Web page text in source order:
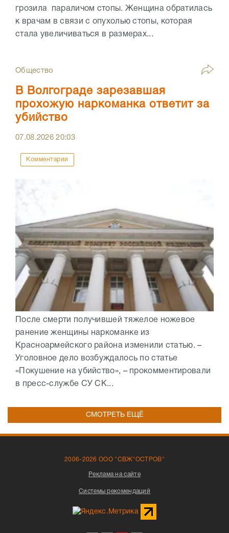
грозила параличом стопы. Женщина обратилась
к врачам в связи с опухолью стопы, которая
стала увеличиваться в размерах...
Общество
В Волгограде зарезавшая
прохожую наркоманка ответит за
убийство
07.08.202620:03
Комментарии
После смерти получившей тяжелое ножевое
ранение женщины наркоманке из
Красноармейского района изменили статью. –
Уголовное дело возбуждалось по статье
«Покушение на убийство», – прокомментировали
в пресс-службе СУ СК...
СМОТРЕТЬ ЕЩЁ
2006-2026 ООО "СВЖ"ОСТРОВ"
Реклама на сайте
Системы рекомендаций